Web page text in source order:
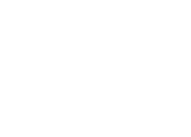
de distributeurs et
votre projet à notre service